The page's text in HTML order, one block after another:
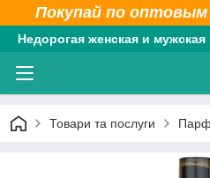
Покупай по оптовым
Недорогая женская и
Товари та послуги